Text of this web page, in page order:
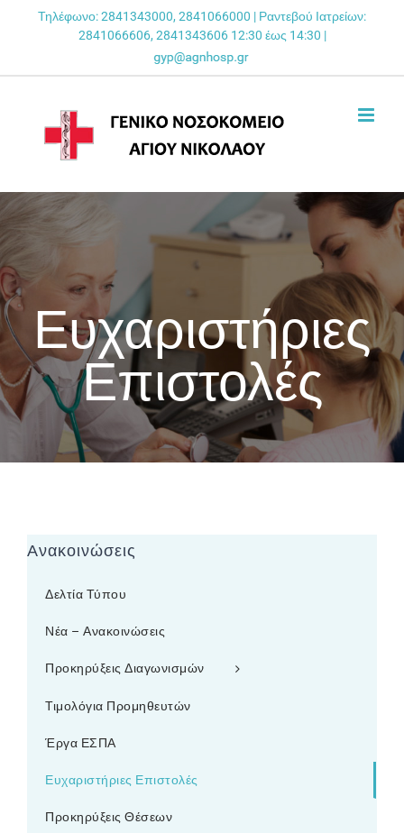
Τηλέφωνο: 2841343000, 2841066000 | Ραντεβού Ιατρείων:
2841066606, 2841343606 12:30 έως 14:30 |
Ευχαριστήριες
Επιστολές
Ανακοινώσεις
Δελτία Τύπου
Νέα – Ανακοινώσεις
Προκηρύξεις Διαγωνισμών
Τιμολόγια Προμηθευτών
Έργα ΕΣΠΑ
Ευχαριστήριες Επιστολές
Προκηρύξεις Θέσεων